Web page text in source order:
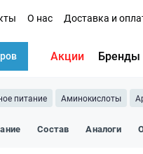
О нас Доставка и
Акции Бренды
питание Аминокислоты
Состав Аналоги